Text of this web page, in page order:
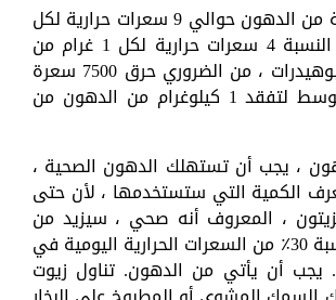
السعرات الحرارية من الدهون حوالي 9 سعرات حرارية لكل
1 غرام ، وهذه النسبة 4 سعرات حرارية لكل 1 غرام من
البروتينات والكربوهيدرات ، من الضروري حرق 7500 سعرة
حرارية في المتوسط ​​لتفقد 1 كيلوغرام من الدهون من
، يجب أن تستهلك الدهون الصحية ،
الكمية التي ستستخدمها ، لأن حتى
، المعروف أنه صحي ، سيزيد من
زيادة الوزن ، بنسبة 30٪ من السعرات الحرارية اليومية في
يجب أن يأتي من الدهون. تناول زيوت